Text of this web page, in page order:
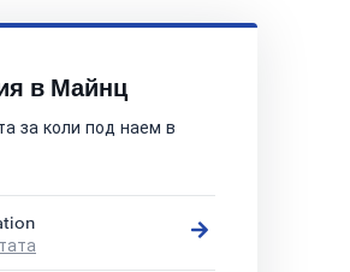
в Майнц
за коли под наем в